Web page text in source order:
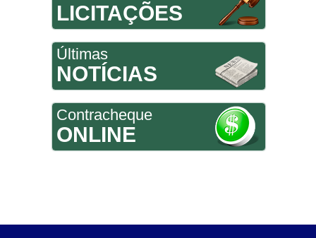
LICITAÇÕES
Últimas
NOTÍCIAS
Contracheque
ONLINE